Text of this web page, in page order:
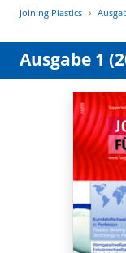
Joining Plastics
Ausgabe 1